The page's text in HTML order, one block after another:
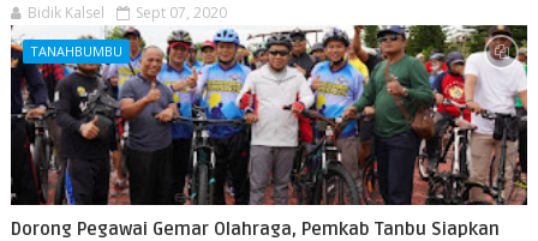
Bidik Kalsel Sept 07, 2020
TANAHBUMBU
Dorong Pegawai Gemar Olahraga, Pemkab Tanbu Siapkan